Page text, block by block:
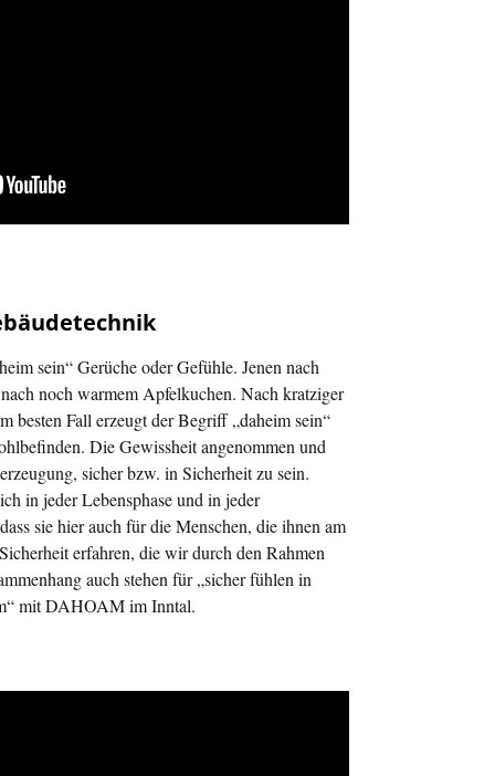
sein“ Gerüche oder Gefühle. Jenen nach
noch warmem Apfelkuchen. Nach kratziger
besten Fall erzeugt der Begriff „daheim sein“
Die Gewissheit angenommen und
sicher bzw. in Sicherheit zu sein.
in jeder Lebensphase und in jeder
sie hier auch für die Menschen, die ihnen am
erfahren, die wir durch den Rahmen
auch stehen für „sicher fühlen in
mit DAHOAM im Inntal.